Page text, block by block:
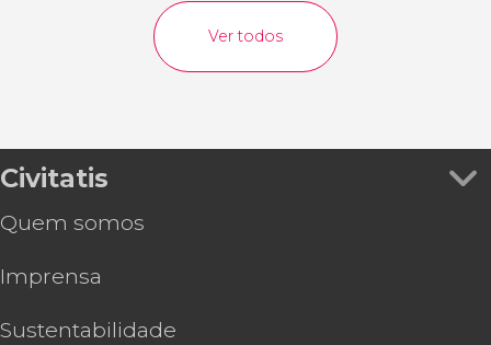
Ver todos
Civitatis
Quem somos
Imprensa
Sustentabilidade